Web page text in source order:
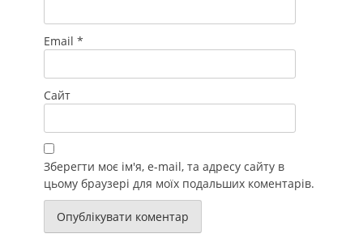
Email *
Сайт
Зберегти моє ім'я, e-mail, та адресу сайту в
цьому браузері для моїх подальших коментарів.